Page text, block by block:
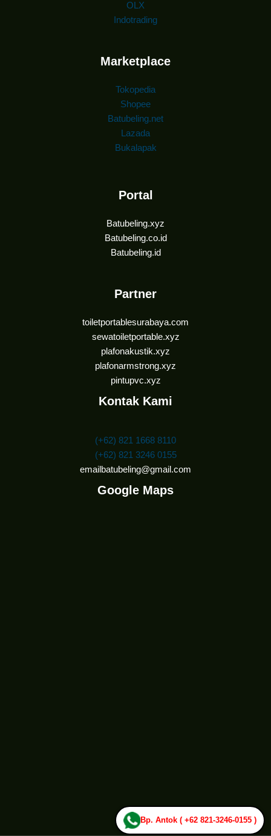
OLX
Indotrading
Marketplace
Tokopedia
Shopee
Batubeling.net
Lazada
Bukalapak
Bp. Antok ( +62 821-3246-0155 )
Portal
Batubeling.xyz
Batubeling.co.id
Batubeling.id
Partner
toiletportablesurabaya.com
sewatoiletportable.xyz
plafonakustik.xyz
plafonarmstrong.xyz
pintupvc.xyz
Kontak Kami
(+62) 821 1668 8110
(+62) 821 3246 0155
emailbatubeling@gmail.com
Google Maps